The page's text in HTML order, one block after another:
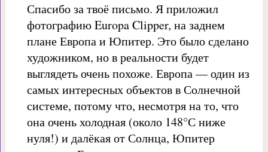
Спасибо за твоё письмо. Я приложил
фотографию Europa Clipper, на заднем
плане Европа и Юпитер. Это было сделано
художником, но в реальности будет
выглядеть очень похоже. Европа — один из
самых интересных объектов в Солнечной
системе, потому что, несмотря на то, что
она очень холодная (около 148°С ниже
нуля!) и далёкая от Солнца, Юпитер